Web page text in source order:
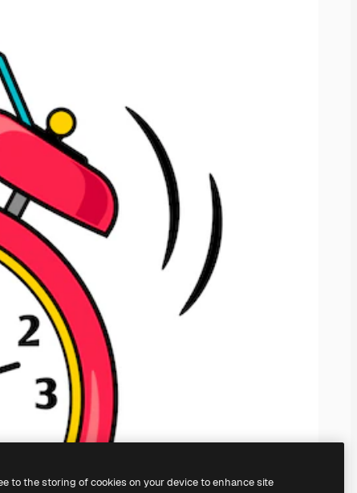
to the storing of cookies on your device to enhance site